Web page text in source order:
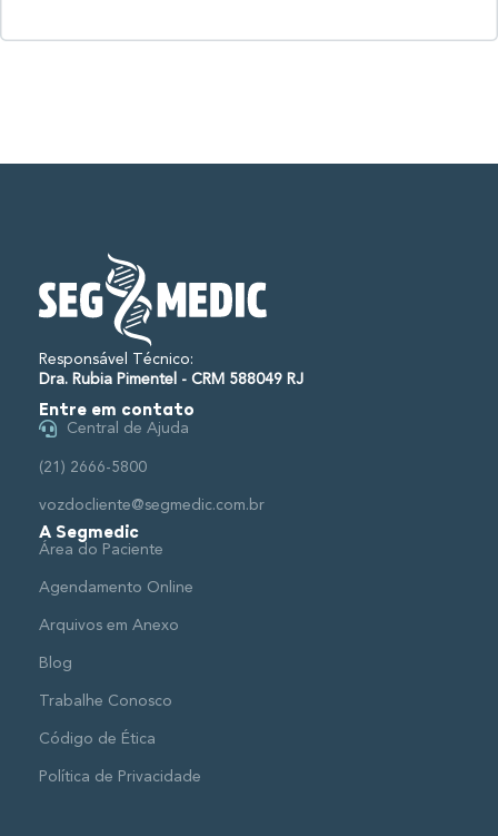
Responsável Técnico:
Dra. Rubia Pimentel - CRM 588049 RJ
Entre em contato
Central de Ajuda
(21) 2666-5800
vozdocliente@segmedic.com.br
A Segmedic
Área do Paciente
Agendamento Online
Arquivos em Anexo
Blog
Trabalhe Conosco
Código de Ética
Política de Privacidade